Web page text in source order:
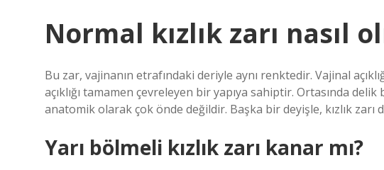
Normal kızlık zarı nasıl
Bu zar, vajinanın etrafındaki deriyle aynı renktedir. Vajinal
açıklığı tamamen çevreleyen bir yapıya sahiptir. Ortasında
anatomik olarak çok önde değildir. Başka bir deyişle, kızlık zarı
Yarı bölmeli kızlık zarı kanar mı?